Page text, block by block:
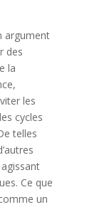
argument
des
la
les
cycles
telles
Ce que
un